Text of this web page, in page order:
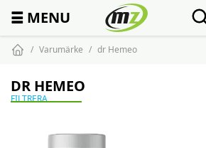
☰ MENU
Varumärke dr Hemeo
DR HEMEO
FILTRERA